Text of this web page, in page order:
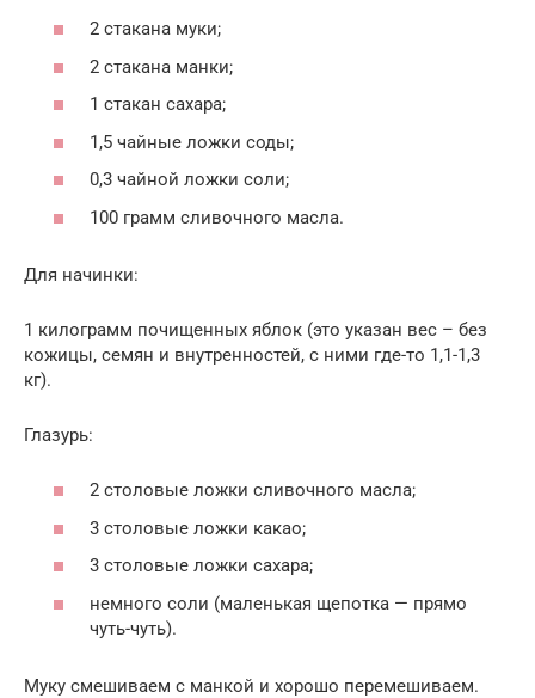
2 стакана муки;
2 стакана манки;
1 стакан сахара;
1,5 чайные ложки соды;
0,3 чайной ложки соли;
100 грамм сливочного масла.
Для начинки:
1 килограмм почищенных яблок (это указан вес – без
кожицы, семян и внутренностей, с ними где-то 1,1-1,3
кг).
Глазурь:
2 столовые ложки сливочного масла;
3 столовые ложки какао;
3 столовые ложки сахара;
немного соли (маленькая щепотка — прямо
чуть-чуть).
Муку смешиваем с манкой и хорошо перемешиваем.